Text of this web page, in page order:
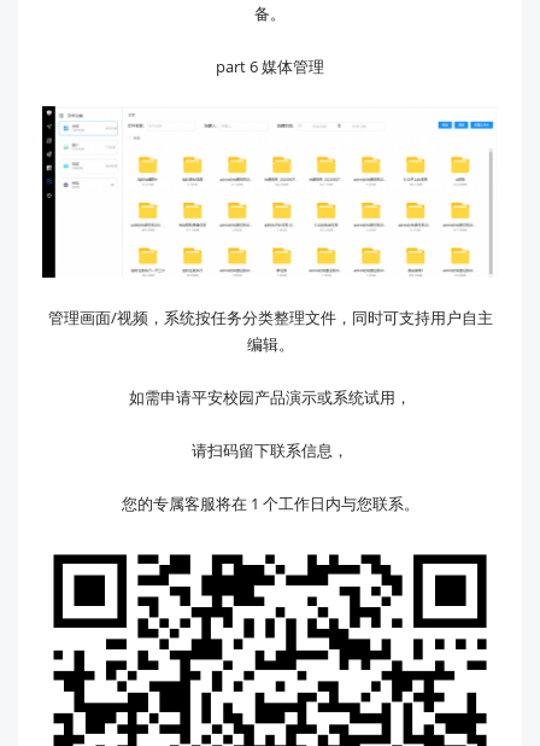
备。
part 6 媒体管理
管理画面/视频，系统按任务分类整理文件，同时可支持用户自主
编辑。
如需申请平安校园产品演示或系统试用，
请扫码留下联系信息，
您的专属客服将在 1 个工作日内与您联系。